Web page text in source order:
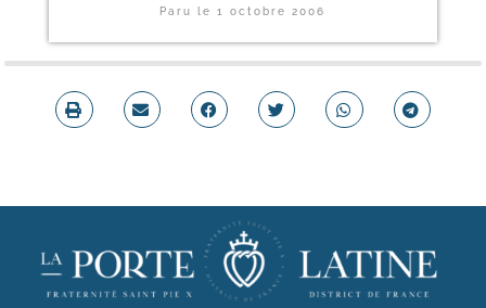
Paru le1 octobre 2006